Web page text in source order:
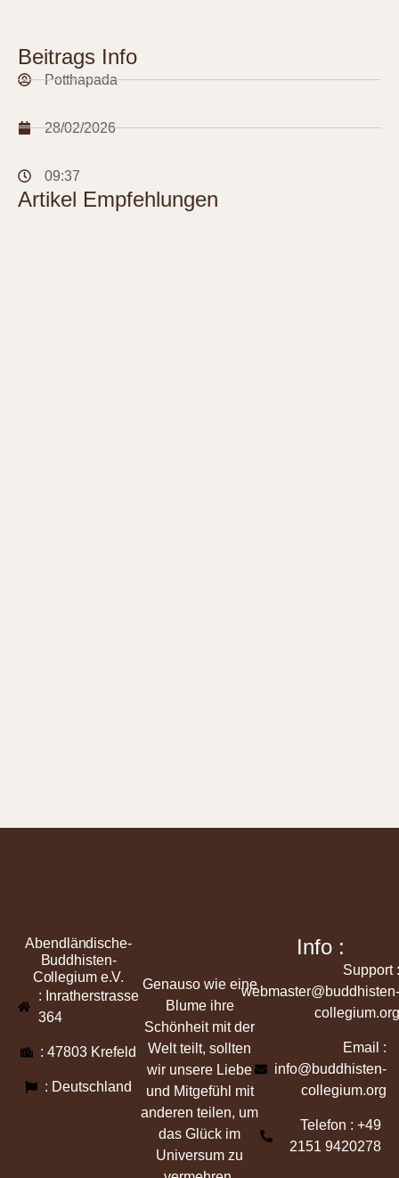
Beitrags Info
Potthapada
28/02/2026
09:37
Artikel Empfehlungen
Abendländische-
Buddhisten-
Collegium e.V.
: Inratherstrasse
364
: 47803 Krefeld
: Deutschland
Genauso wie eine
Blume ihre
Schönheit mit der
Welt teilt, sollten
wir unsere Liebe
und Mitgefühl mit
anderen teilen, um
das Glück im
Universum zu
Info :
Support :
webmaster@buddhisten-
collegium.org
Email :
info@buddhisten-
collegium.org
Telefon : +49
2151 9420278